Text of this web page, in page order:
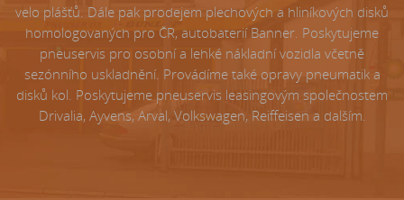
velo plášťů. Dále pak prodejem plechových a hliníkových disků
homologovaných pro ČR, autobaterií Banner. Poskytujeme
pneuservis pro osobní a lehké nákladní vozidla včetně
sezónního uskladnění. Provádíme také opravy pneumatik a
disků kol. Poskytujeme pneuservis leasingovým společnostem
Drivalia, Ayvens, Arval, Volkswagen, Reiffeisen a dalším.